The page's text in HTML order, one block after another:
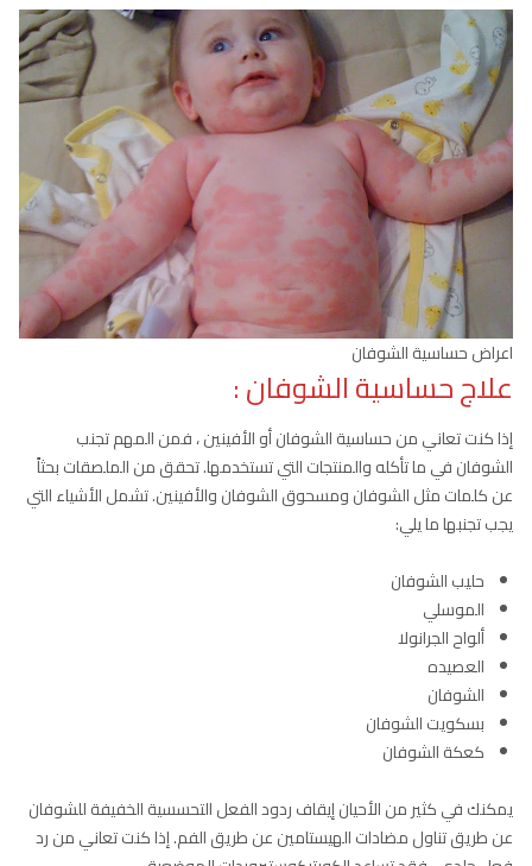
اعراض حساسية الشوفان
علاج حساسية الشوفان :
إذا كنت تعاني من حساسية الشوفان أو الأفينين ، فمن المهم تجنب
الشوفان في ما تأكله والمنتجات التي تستخدمها. تحقق من الملصقات بحثاً
عن كلمات مثل الشوفان ومسحوق الشوفان والأفينين. تشمل الأشياء التي
يجب تجنبها ما يلي:
حليب الشوفان
الموسلي
ألواح الجرانولا
العصيده
الشوفان
بسكويت الشوفان
كعكة الشوفان
يمكنك في كثير من الأحيان إيقاف ردود الفعل التحسسية الخفيفة للشوفان
عن طريق تناول مضادات الهيستامين عن طريق الفم. إذا كنت تعاني من رد